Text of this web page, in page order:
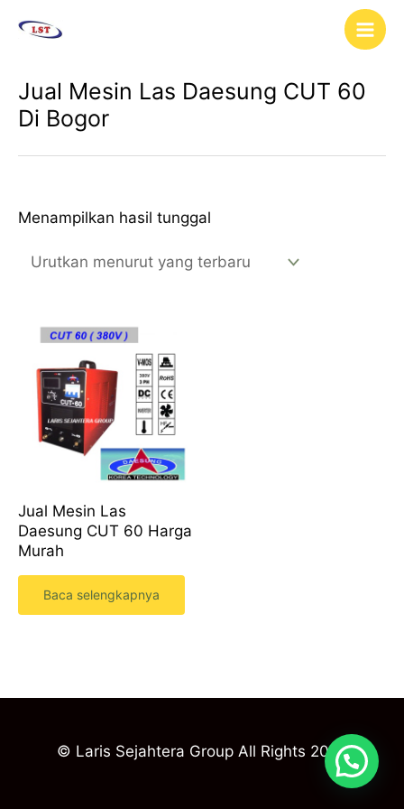
Main
Jual Mesin Las Daesung CUT 60
Di Bogor
Menampilkan hasil tunggal
Jual Mesin Las
Daesung CUT 60 Harga
Murah
Baca selengkapnya
© Laris Sejahtera Group All Rights 2023